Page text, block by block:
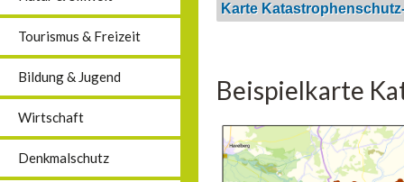
Tourismus & Freizeit
Bildung & Jugend
Wirtschaft
Denkmalschutz
Karte
Beispielkarte